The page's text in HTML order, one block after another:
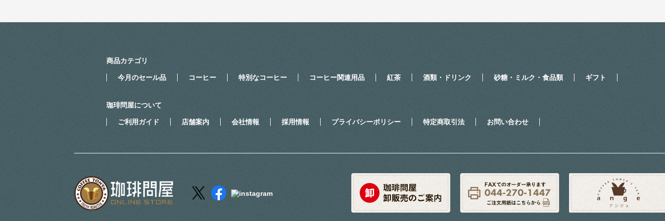
商品カテゴリ
今月のセール品 コーヒー 特別なコーヒー コーヒー関連用品 紅茶 酒類・ドリンク 砂糖・ミルク・食品類 ギフト
珈琲問屋について
ご利用ガイド 店舗案内 会社情報 採用情報 プライバシーポリシー 特定商取引法 お問い合わせ